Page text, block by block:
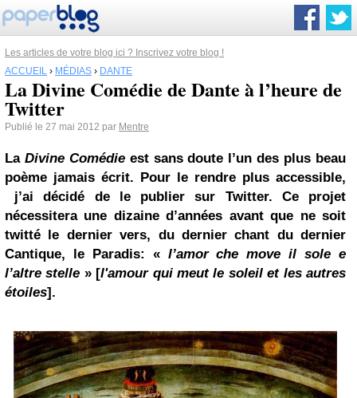
Les articles de votre blog ici ? Inscrivez votre blog !
ACCUEIL › MÉDIAS › DANTE
La Divine Comédie de Dante à l’heure de
Twitter
Publié le 27 mai 2012 par Mentre
La Divine Comédieest sans doute l’un des plus beau
poème jamais écrit. Pour le rendre plus accessible,
j’ai décidé de le publier sur Twitter. Ce projet
nécessitera une dizaine d’années avant que ne soit
twitté le dernier vers, du dernier chant du dernier
Cantique, le Paradis: « l’amor che move il sole e
l’altre stelle » [l'amour qui meut le soleil et les autres
étoiles].